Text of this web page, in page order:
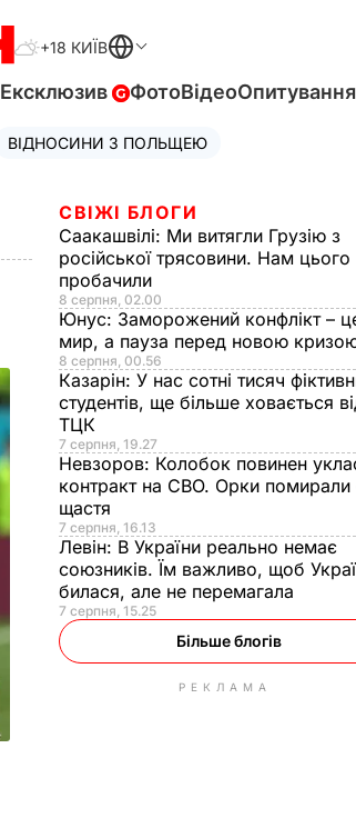
+18 КИЇВ
Ексклюзив ФотоВідеоОпитування
ВІДНОСИНИ З ПОЛЬЩЕЮ
СВІЖІ БЛОГИ
Саакашвілі: Ми витягли Грузію з
російської трясовини. Нам цього
пробачили
8 серпня, 02.00
Юнус: Заморожений конфлікт –
мир, а пауза перед новою
8 серпня, 00.56
Казарін: У нас сотні тисяч
студентів, ще більше ховається
ТЦК
7 серпня, 19.27
Невзоров: Колобок повинен
контракт на СВО. Орки помирали
щастя
7 серпня, 16.13
Левін: В України реально немає
союзників. Їм важливо, щоб
билася, але не перемагала
7 серпня, 15.25
Більше блогів
РЕКЛАМА